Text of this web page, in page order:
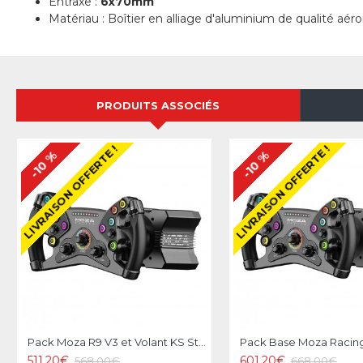
Matériau : Boîtier en alliage d'aluminium de qualité
PRODUITS ASSOCIÉS
LIVRAISON OFFERTE !
-10 %
568.00€
LIVRAISON OFFERTE !
-10 %
668.00€